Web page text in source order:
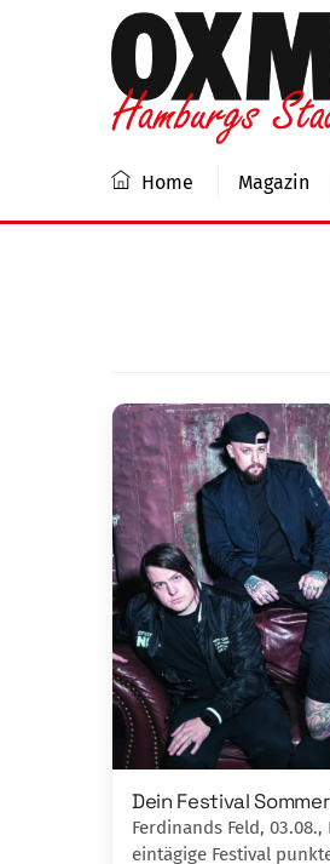
Home Magazin
Dein Festival Sommer
Ferdinands Feld,
eintägige Festival